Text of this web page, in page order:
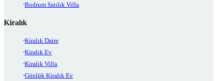
Bodrum Satılık Villa
Kiralık
Kiralık Daire
Kiralık Ev
Kiralık Villa
Günlük Kiralık Ev